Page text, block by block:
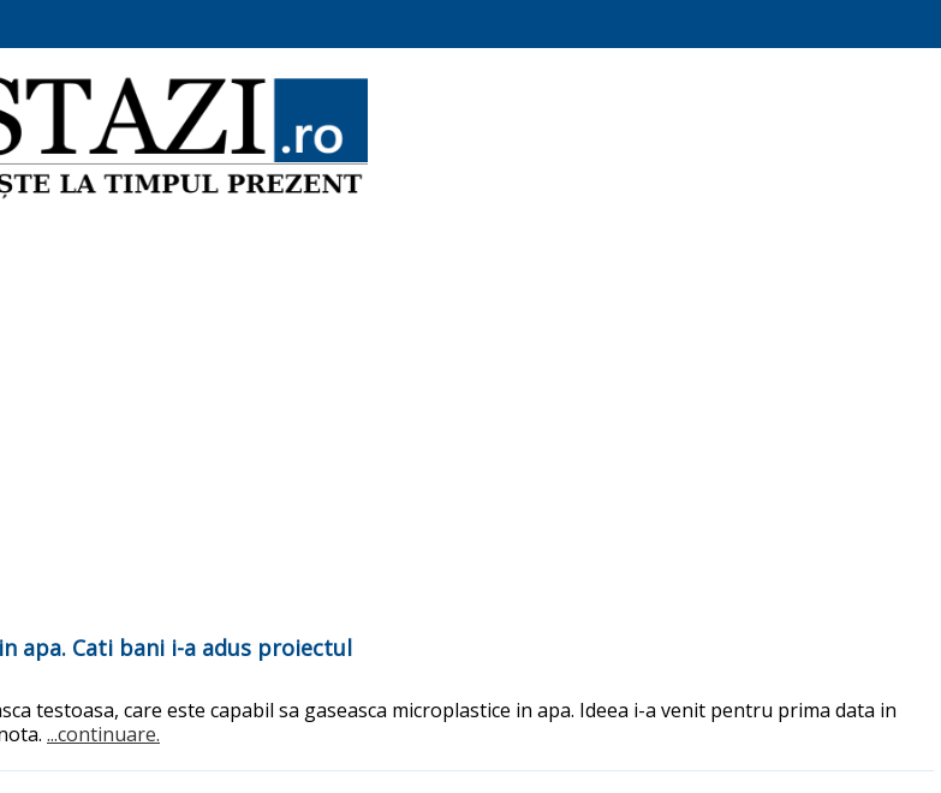
apa. Cati bani i-a adus proiectul
testoasa, care este capabil sa gaseasca microplastice in apa. Ideea i-a venit pentru prima data in
...continuare.